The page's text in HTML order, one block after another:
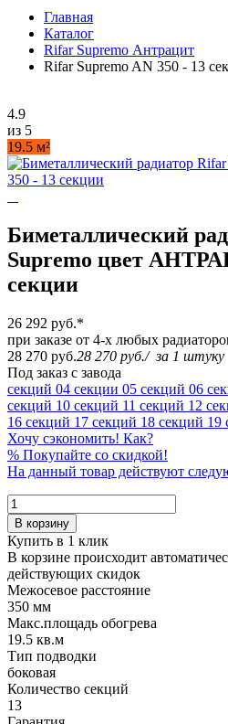
Главная
Каталог
Rifar Supremo Антрацит
Rifar Supremo AN 350 - 13
4.9
из 5
19.5 м²
Биметаллический
Supremo цвет
секции
26 292 руб.*
при заказе от 4-х любых
28 270 руб.28 270 руб./за 1 штуку
Под заказ с завода
секций 04 секции 05 секций 06
секций 10 секций 11 секций 12
16 секций 17 секций 18 секций 19
Хочу сэкономить! Как?
% Покупайте со скидкой!
На данный товар действуют
В корзину
Купить в 1 клик
В корзине происходит
действующих скидок
Межосевое расстояние
350 мм
Макс.площадь обогрева
19.5 кв.м
Тип подводки
боковая
Количество cекций
13